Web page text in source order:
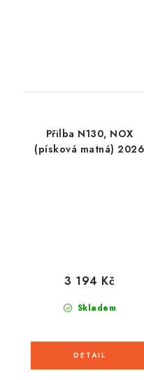
Přilba N130, NOX
(písková matná) 2026
Skladem
3 194 Kč